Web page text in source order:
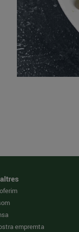
empremta